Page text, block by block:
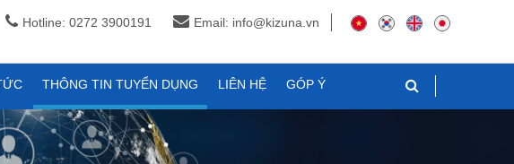
Hotline: 0272 3900191 Email: info@kizuna.vn
THÔNG TIN TUYỂN DỤNG LIÊN HỆ GÓP Ý